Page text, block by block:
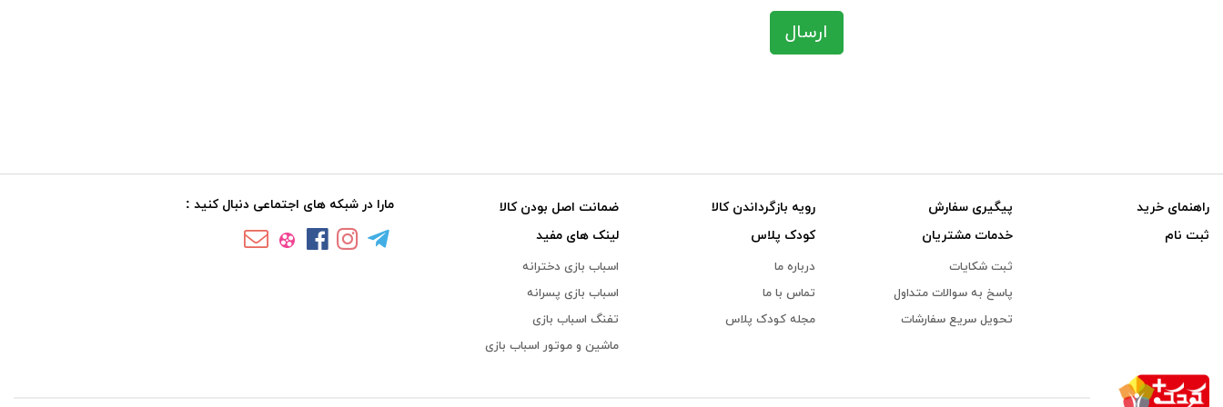
ارسال
راهنمای خرید پیگیری سفارش رویه بازگرداندن کالا
ضمانت اصل بودن کالا
ثبت نام
خدمات مشتریان
ثبت شکایات
پاسخ به سوالات متداول
تحویل سریع سفارشات
کودک پلاس
درباره ما
تماس با ما
مجله کودک پلاس
لینک های مفید
اسباب بازی دخترانه
اسباب بازی پسرانه
تفنگ اسباب بازی
ماشین و موتور اسباب بازی
مارا در شبکه های اجتماعی دنبال کنید :